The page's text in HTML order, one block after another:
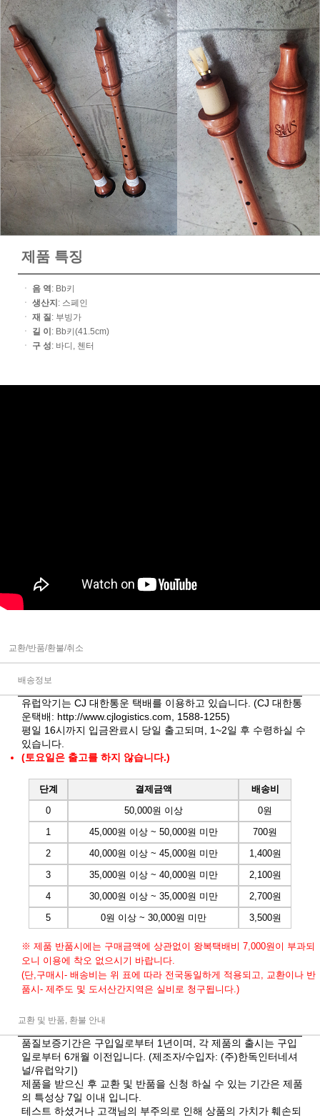
제품 특징
ㆍ 음 역 : Bb키
ㆍ 생산지 : 스페인
ㆍ 재 질 : 부빙가
ㆍ 길 이 : Bb키(41.5cm)
ㆍ 구 성: 바디, 첸터
교환/반품/환불/취소
배송정보
유럽악기는 CJ 대한통운 택배를 이용하고 있습니다. (CJ 대한통
운택배: http://www.cjlogistics.com, 1588-1255)
평일 16시까지 입금완료시 당일 출고되며, 1~2일 후 수령하실 수
있습니다.
(토요일은 출고를 하지 않습니다.)
단계 결제금액
배송비
0
50,000원 이상
0원
1
45,000원 이상 ~ 50,000원 미만
700원
2
40,000원 이상 ~ 45,000원 미만
1,400원
3
35,000원 이상 ~ 40,000원 미만
2,100원
4
30,000원 이상 ~ 35,000원 미만
2,700원
5
0원 이상 ~ 30,000원 미만 3,500원
※ 제품 반품시에는 구매금액에 상관없이 왕복택배비 7,000원이 부과되
오니 이용에 착오 없으시기 바랍니다.
(단,구매시- 배송비는 위 표에 따라 전국동일하게 적용되고, 교환이나 반
품시- 제주도 및 도서산간지역은 실비로 청구됩니다.)
교환 및 반품, 환불 안내
품질보증기간은 구입일로부터 1년이며, 각 제품의 출시는 구입
일로부터 6개월 이전입니다. (제조자/수입자: (주)한독인터네셔
널/유럽악기)
제품을 받으신 후 교환 및 반품을 신청 하실 수 있는 기간은 제품
의 특성상 7일 이내 입니다.
테스트 하셨거나 고객님의 부주의로 인해 상품의 가치가 훼손되